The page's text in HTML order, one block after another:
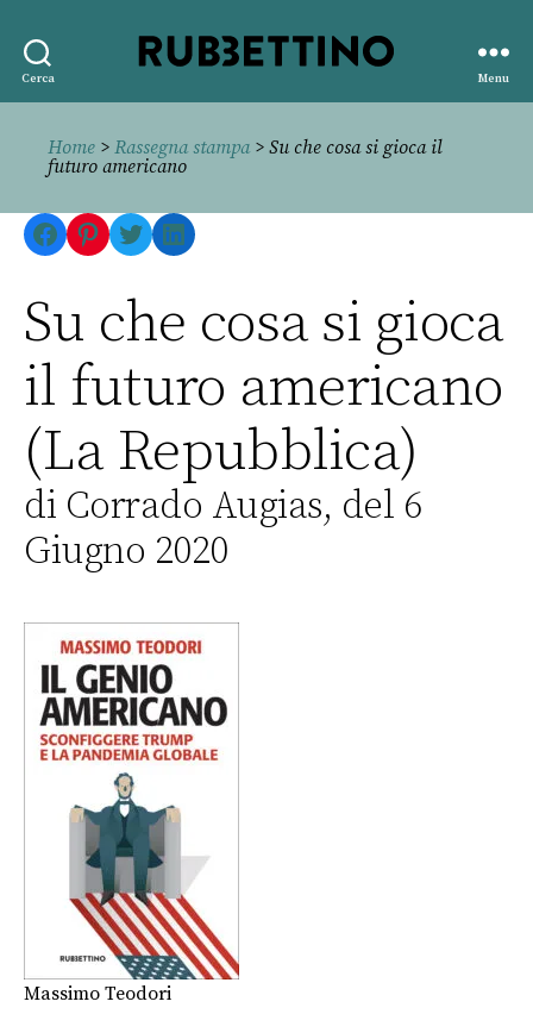
Cerca
editore
Menu
Home > Rassegna stampa> Su che cosa si gioca il
futuro americano
Facebook
Pinterest
TwitterLinkedIn
Su che cosa si gioca
il futuro americano
(La Repubblica)
di Corrado Augias, del 6
Giugno 2020
Massimo Teodori